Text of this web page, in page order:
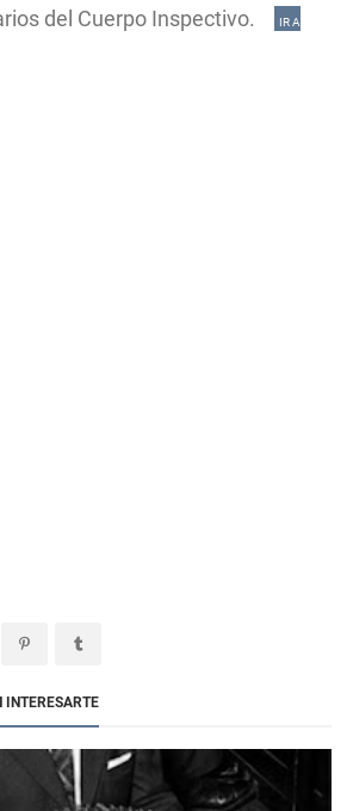
del Cuerpo Inspectivo.
IR A
INTERESARTE